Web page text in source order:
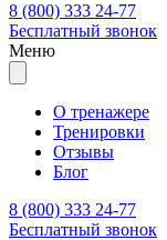
8 (800) 333 24-77
Бесплатный звонок
Меню
О тренажере
Тренировки
Отзывы
Блог
8 (800) 333 24-77
Бесплатный звонок